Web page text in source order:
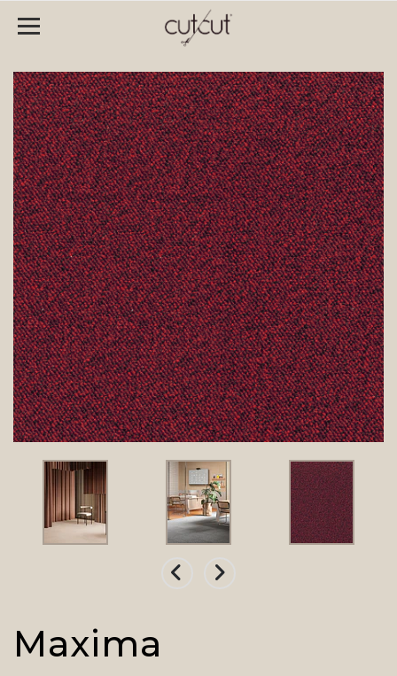
Maxima